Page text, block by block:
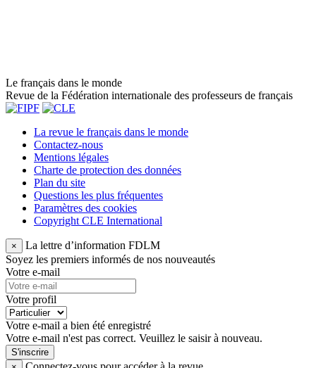
Le français dans le monde
Revue de la Fédération internationale des professeurs de français
La revue le français dans le monde
Contactez-nous
Mentions légales
Charte de protection des données
Plan du site
Questions les plus fréquentes
Paramètres des cookies
Copyright CLE International
×
La lettre d’information FDLM
Soyez les premiers informés de nos nouveautés
Votre e-mail
Votre profil
Votre e-mail a bien été enregistré
Votre e-mail n'est pas correct. Veuillez le saisir à nouveau.
S'inscrire